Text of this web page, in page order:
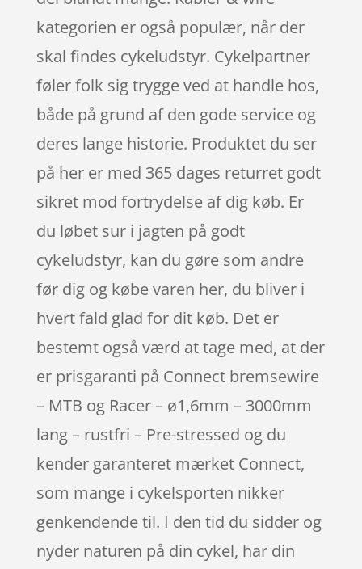
kategorien er også populær, når der
skal findes cykeludstyr. Cykelpartner
føler folk sig trygge ved at handle hos,
både på grund af den gode service og
deres lange historie. Produktet du ser
på her er med 365 dages returret godt
sikret mod fortrydelse af dig køb. Er
du løbet sur i jagten på godt
cykeludstyr, kan du gøre som andre
før dig og købe varen her, du bliver i
hvert fald glad for dit køb. Det er
bestemt også værd at tage med, at der
er prisgaranti på Connect bremsewire
– MTB og Racer – ø1,6mm – 3000mm
lang – rustfri – Pre-stressed og du
kender garanteret mærket Connect,
som mange i cykelsporten nikker
genkendende til. I den tid du sidder og
nyder naturen på din cykel, har din